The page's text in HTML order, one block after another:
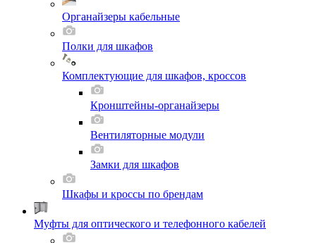
Органайзеры кабельные
Полки для шкафов
Комплектующие для шкафов, кроссов
Кронштейны-органайзеры
Вентиляторные модули
Замки для шкафов
Шкафы и кроссы по брендам
Муфты для оптического и телефонного кабелей